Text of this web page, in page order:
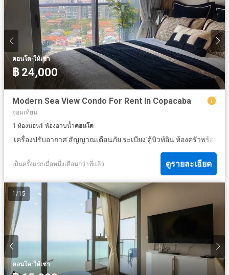
คอนโด·ให้เช่า
฿ 24,000
Modern Sea View Condo For Rent In Copacaba
จอมเทียน
1 ห้องนอน1 ห้องอาบน้ำคอนโด
·เครื่องปรับอากาศ·สัญญาณเตือนภัย·ระเบียง·ตู้บิวท์อิน·ห้องครัวพร้อมอุ
เป็นครั้งแรกเมื่อหนึ่งเดือนกว่าที่แล้ว ดูรายละเอียด
1 /15
คอนโด·ให้เช่า